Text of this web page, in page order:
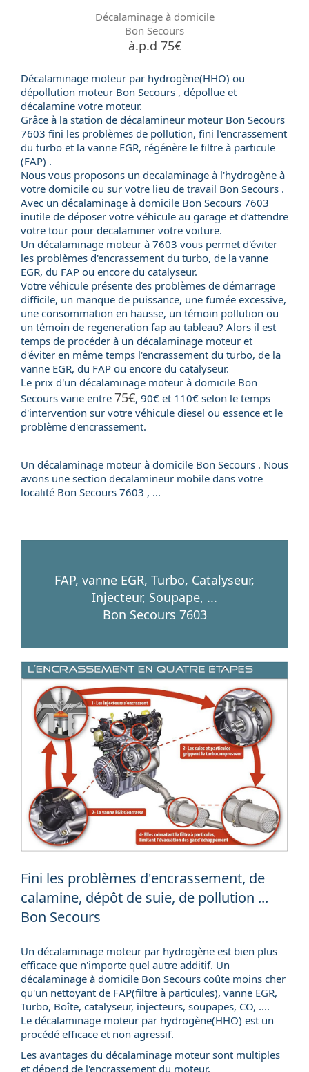
Décalaminage à domicile
Bon Secours
à.p.d 75€
Décalaminage moteur par hydrogène(HHO) ou
dépollution moteur Bon Secours , dépollue et
décalamine votre moteur.
Grâce à la station de décalamineur moteur Bon Secours
7603 fini les problèmes de pollution, fini l'encrassement
du turbo et la vanne EGR, régénère le filtre à particule
(FAP) .
Nous vous proposons un decalaminage à l'hydrogène à
votre domicile ou sur votre lieu de travail Bon Secours .
Avec un décalaminage à domicile Bon Secours 7603
inutile de déposer votre véhicule au garage et d’attendre
votre tour pour decalaminer votre voiture.
Un décalaminage moteur à 7603 vous permet d'éviter
les problèmes d'encrassement du turbo, de la vanne
EGR, du FAP ou encore du catalyseur.
Votre véhicule présente des problèmes de démarrage
difficile, un manque de puissance, une fumée excessive,
une consommation en hausse, un témoin pollution ou
un témoin de regeneration fap au tableau? Alors il est
temps de procéder à un décalaminage moteur et
d'éviter en même temps l'encrassement du turbo, de la
vanne EGR, du FAP ou encore du catalyseur.
Le prix d'un décalaminage moteur à domicile Bon
Secours varie entre 75€, 90€ et 110€ selon le temps
d'intervention sur votre véhicule diesel ou essence et le
problème d'encrassement.
Un décalaminage moteur à domicile Bon Secours . Nous
avons une section decalamineur mobile dans votre
localité Bon Secours 7603 , ...
FAP, vanne EGR, Turbo, Catalyseur,
Injecteur, Soupape, ...
Bon Secours 7603
Fini les problèmes d'encrassement, de
calamine, dépôt de suie, de pollution ...
Bon Secours
Un décalaminage moteur par hydrogène est bien plus
efficace que n'importe quel autre additif. Un
décalaminage à domicile Bon Secours coûte moins cher
qu'un nettoyant de FAP(filtre à particules), vanne EGR,
Turbo, Boîte, catalyseur, injecteurs, soupapes, CO, ....
Le décalaminage moteur par hydrogène(HHO) est un
procédé efficace et non agressif.
Les avantages du décalaminage moteur sont multiples
et dépend de l'encrassement du moteur.